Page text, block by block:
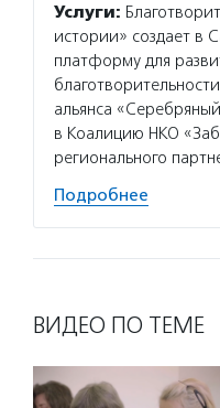
Услуги:
истории» создает в
платформу для
альянса
в Коалицию НКО
регионального
Подробнее
ВИДЕО ПО ТЕМЕ